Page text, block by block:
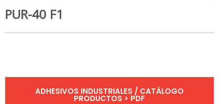
PUR-40 F1
ADHESIVOS INDUSTRIALES / CATÁLOGO
PRODUCTOS > PDF